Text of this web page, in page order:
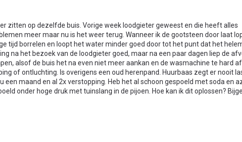
zitten op dezelfde buis. Vorige week loodgieter geweest en die heeft alles
meer maar nu is het weer terug. Wanneer ik de gootsteen door laat
tijd borrelen en loopt het water minder goed door tot het punt dat het
na het bezoek van de loodgieter goed, maar na een paar dagen liep de
alsof de buis het na even niet meer aankan en de wasmachine te hard
of ontluchting. Is overigens een oud herenpand. Huurbaas zegt er nooit
een maand en al 2x verstopping. Heb het al schoon gespoeld met soda en
onder hoge druk met tuinslang in de pijoen. Hoe kan ik dit oplossen?